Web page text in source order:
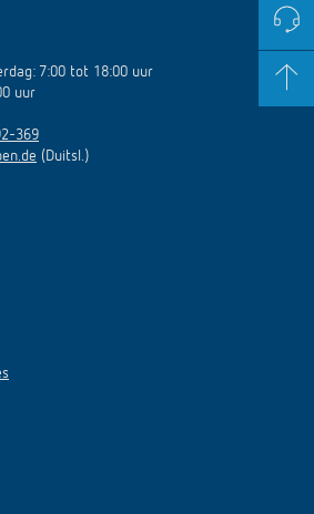
7:00 tot 18:00 uur
uur
369
(Duitsl.)